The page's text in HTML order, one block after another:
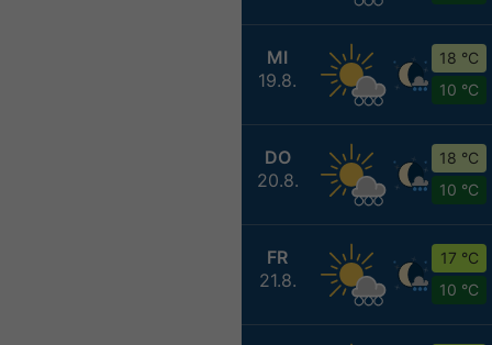
MI
19.8.
18 °C
10 °C
DO
20.8.
18 °C
10 °C
FR
21.8.
17 °C
10 °C